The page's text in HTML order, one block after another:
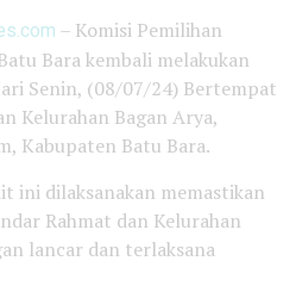
– Komisi Pemilihan
Bara kembali melakukan
Senin, (08/07/24) Bertempat
Kelurahan Bagan Arya,
Kabupaten Batu Bara.
ini dilaksanakan memastikan
Rahmat dan Kelurahan
lancar dan terlaksana